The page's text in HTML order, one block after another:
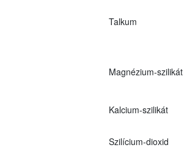
Talkum
Magnézium-szilikát
Kalcium-szilikát
Szilícium-dioxid